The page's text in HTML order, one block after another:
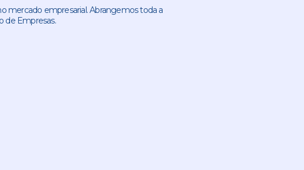
mercado empresarial. Abrangemos toda a
de Empresas.